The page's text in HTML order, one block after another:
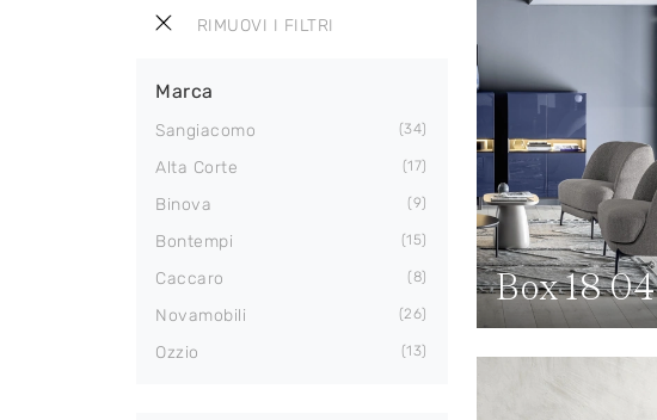
RIMUOVI I FILTRI
Marca
Sangiacomo 34
Alta Corte 17
Binova 9
Bontempi 15
Caccaro 8
Novamobili 26
Ozzio 13
Box 18 04